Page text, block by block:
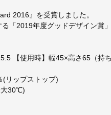
2016』を受賞しました。
「2019年度グッドデザイン賞」
【使用時】幅45×高さ65（持ち
(リップストップ)
大30℃)